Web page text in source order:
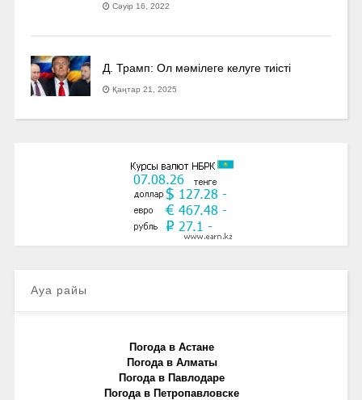
Сәуір 16, 2022
Д. Трамп: Ол мәмілеге келуге тиісті
Қаңтар 21, 2025
Ауа райы
Погода в Астане
Погода в Алматы
Погода в Павлодаре
Погода в Петропавловске